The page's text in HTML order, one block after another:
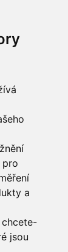
pro
a
chcete-
jsou
do mé e-